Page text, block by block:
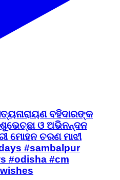
ବହିଦାରଙ୍କ
ଶୁଭେଚ୍ଛା ଓ ଅଭିନନ୍ଦନ
ମୋହନ ଚରଣ ମାଝୀ
#sambalpur
#odisha #cm